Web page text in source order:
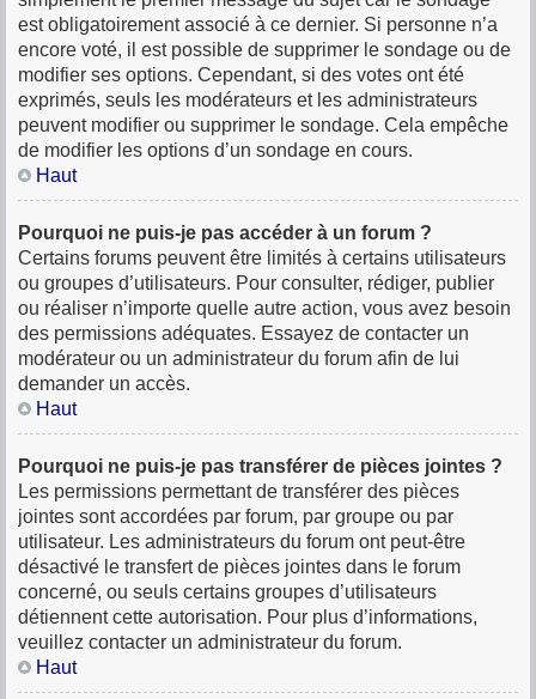
est obligatoirement associé à ce dernier. Si personne n’a
encore voté, il est possible de supprimer le sondage ou de
modifier ses options. Cependant, si des votes ont été
exprimés, seuls les modérateurs et les administrateurs
peuvent modifier ou supprimer le sondage. Cela empêche
de modifier les options d’un sondage en cours.
Haut
Pourquoi ne puis-je pas accéder à un forum ?
Certains forums peuvent être limités à certains utilisateurs
ou groupes d’utilisateurs. Pour consulter, rédiger, publier
ou réaliser n’importe quelle autre action, vous avez besoin
des permissions adéquates. Essayez de contacter un
modérateur ou un administrateur du forum afin de lui
demander un accès.
Haut
Pourquoi ne puis-je pas transférer de pièces jointes ?
Les permissions permettant de transférer des pièces
jointes sont accordées par forum, par groupe ou par
utilisateur. Les administrateurs du forum ont peut-être
désactivé le transfert de pièces jointes dans le forum
concerné, ou seuls certains groupes d’utilisateurs
détiennent cette autorisation. Pour plus d’informations,
veuillez contacter un administrateur du forum.
Haut